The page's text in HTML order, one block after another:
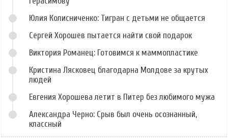
Юлия Колисниченко: Тигран с детьми не общается
Сергей Хорошев пытается найти свой подарок
Виктория Романец: Готовимся к маммопластике
Кристина Лясковец благодарна Молдове за крутых
людей
Евгения Хорошева летит в Питер без любимого мужа
Александра Черно: Срыв был очень осознанный,
классный